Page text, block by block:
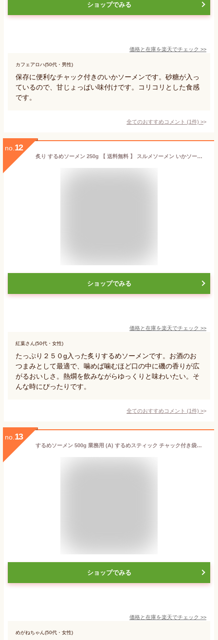
ショップでみる
価格と在庫を楽天でチェック >>
カフェアロハ(50代・男性)
保存に便利なチャック付きのいかソーメンです。砂糖が入っ
ているので、甘じょっぱい味付けです。コリコリとした食感
です。
全てのおすすめコメント (1件) >
no. 12
炙り するめソーメン 250g 【 送料無料 】 スルメソーメン いかソーメン いかそうめん するめそうめん 駄菓子 するめいか 業務用 おしゃぶりするめ メガ盛り
ショップでみる
価格と在庫を楽天でチェック >>
紅葉さん(50代・女性)
たっぷり２５０g入った炙りするめソーメンです。お酒のお
つまみとして最適で、噛めば噛むほど口の中に磯の香りが広
がるおいしさ。熱燗を飲みながらゆっくりと味わいたい。そ
んな時にぴったりです。
全てのおすすめコメント (1件) >
no. 13
するめソーメン 500g 業務用 (A) するめスティック チャック付き袋入り するめそうめん するめいか スルメスティック するめ スルメ スルメイカ 駄菓子 いか 業務用 メール便 送料無料
ショップでみる
価格と在庫を楽天でチェック >>
めがねちゃん(50代・女性)